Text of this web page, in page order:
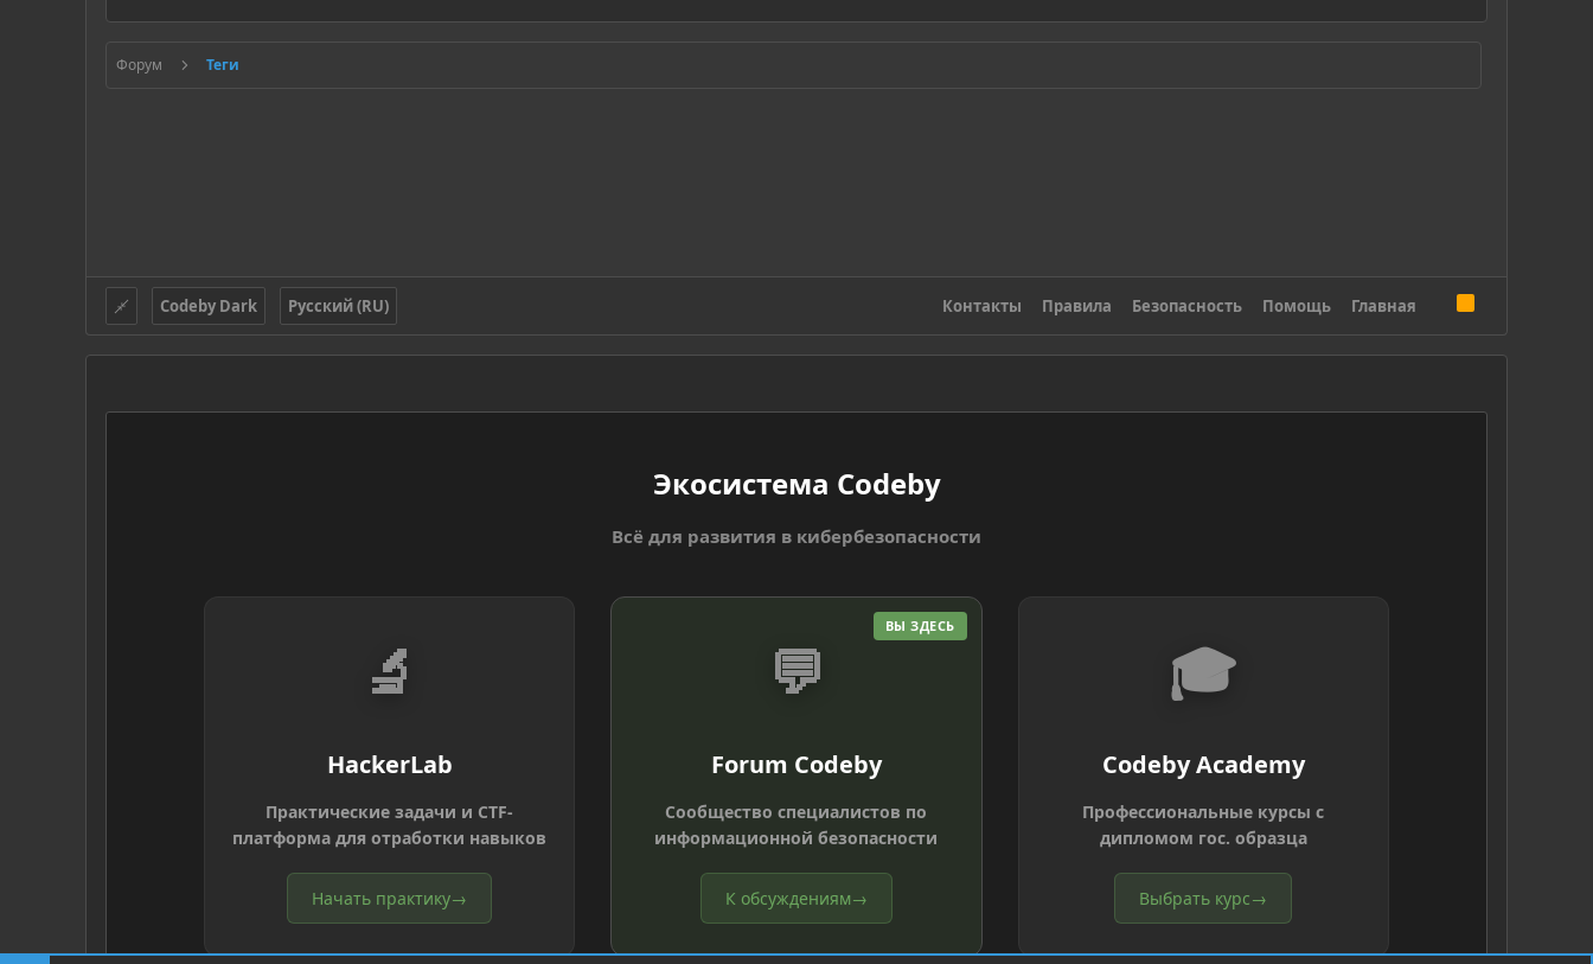
Форум Теги
Codeby Dark Русский (RU) Контакты Правила Безопасность Помощь Главная
S
Экосистема Codeby
Всё для развития в кибербезопасности
🔬
HackerLab
Практические задачи и CTF-
платформа для отработки навыков
Начать практику→
ВЫ ЗДЕСЬ
💬
Forum Codeby
Сообщество специалистов по
информационной безопасности
К обсуждениям→
🎓
Codeby Academy
Профессиональные курсы с
дипломом гос. образца
Выбрать курс→